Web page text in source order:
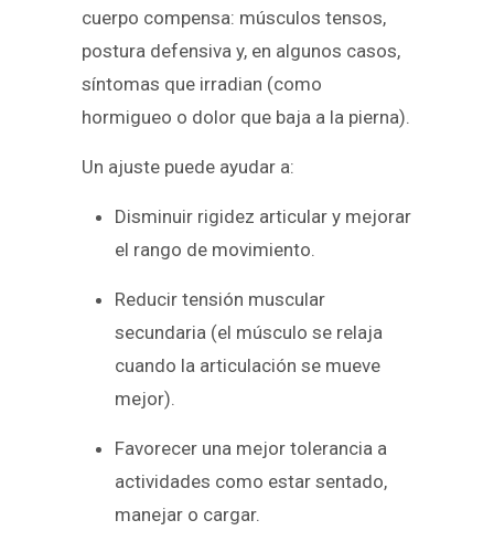
cuerpo compensa: músculos tensos,
postura defensiva y, en algunos casos,
síntomas que irradian (como
hormigueo o dolor que baja a la pierna).
Un ajuste puede ayudar a:
Disminuir rigidez articular y mejorar
el rango de movimiento.
Reducir tensión muscular
secundaria (el músculo se relaja
cuando la articulación se mueve
mejor).
Favorecer una mejor tolerancia a
actividades como estar sentado,
manejar o cargar.